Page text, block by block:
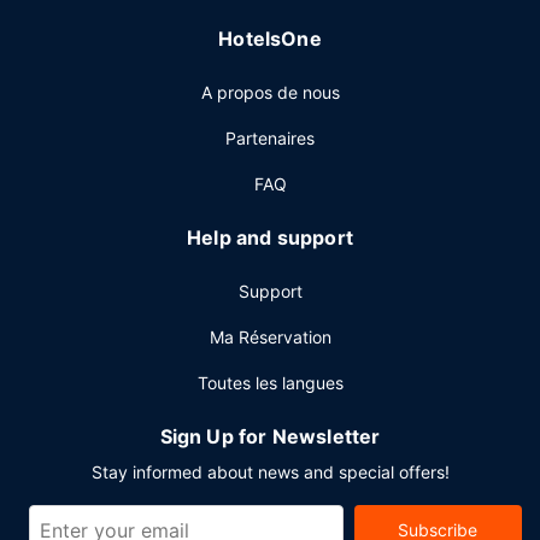
chambre, vous pourrez compter sur un service d'étage 24
son bar/salon pour une petite pause bien méritée. Un petit
déjeuner à emporter est servi en semaine de 06 h 30 à
Les équipements et services proposés incluent l'accès à
hall et un service de nettoyage à sec / blanchisserie.
HotelsOne
A propos de nous
Partenaires
FAQ
Help and support
Support
Ma Réservation
Toutes les langues
Sign Up for Newsletter
Stay informed about news and special offers!
Subscribe